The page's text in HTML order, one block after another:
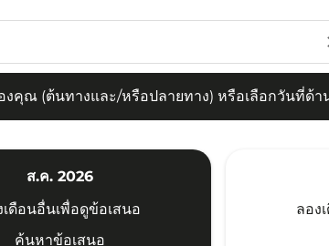
งคุณ (ต้นทางและ/หรือปลายทาง) หรือเลือกวันที่ด้า
ส.ค. 2026
เดือนอื่นเพื่อดูข้อเสนอ
ค้นหาข้อเสนอ
ลอง